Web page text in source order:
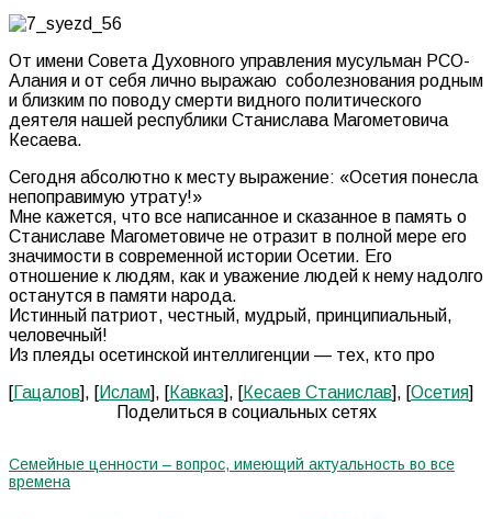
От имени Совета Духовного управления мусульман РСО-
Алания и от себя лично выражаю соболезнования родным
и близким по поводу смерти видного политического
деятеля нашей республики Станислава Магометовича
Кесаева.
Сегодня абсолютно к месту выражение: «Осетия понесла
непоправимую утрату!»
Мне кажется, что все написанное и сказанное в память о
Станиславе Магометовиче не отразит в полной мере его
значимости в современной истории Осетии. Его
отношение к людям, как и уважение людей к нему надолго
останутся в памяти народа.
Истинный патриот, честный, мудрый, принципиальный,
человечный!
Из плеяды осетинской интеллигенции — тех, кто про
[Гацалов], [Ислам], [Кавказ], [Кесаев Станислав], [Осетия]
Поделиться в социальных сетях
Семейные ценности – вопрос, имеющий актуальность во все
времена